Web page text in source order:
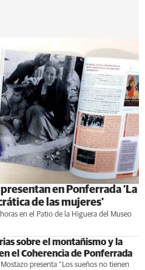
en Ponferrada ‘La
de las mujeres'
en el Patio de la Higuera del Museo
sobre el montañismo y la
el Coherencia de Ponferrada
presenta “Los sueños no tienen